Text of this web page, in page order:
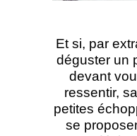
Et si, par
déguster un
devant
ressentir,
petites
se